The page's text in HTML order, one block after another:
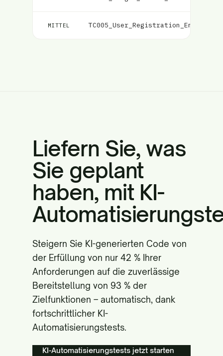
MITTEL
Liefern Sie, was
Sie geplant
haben, mit KI-
Steigern Sie KI-generierten Code von
der Erfüllung von nur 42 % Ihrer
Anforderungen auf die zuverlässige
Bereitstellung von 93 % der
Zielfunktionen – automatisch, dank
fortschrittlicher KI-
Automatisierungstests.
KI-Automatisierungstests jetzt starten